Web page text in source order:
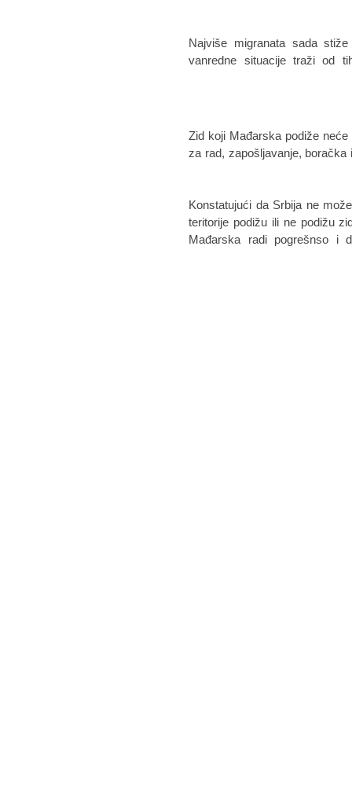
Najviše migranata sada
vanredne situacije traži od
Zid koji Mađarska podiže
za rad, zapošljavanje, boračka
Konstatujući da Srbija ne
teritorije podižu ili ne podižu
Mađarska radi pogrešnso i